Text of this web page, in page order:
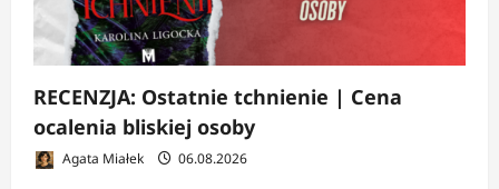
RECENZJA: Ostatnie tchnienie | Cena
ocalenia bliskiej osoby
Agata Miałek 06.08.2026